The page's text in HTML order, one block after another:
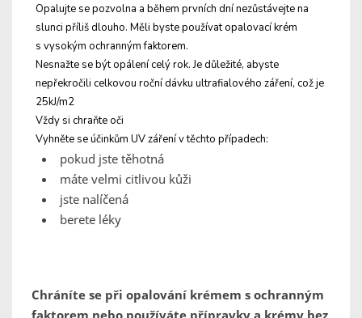
Opalujte se pozvolna a během prvních dní nezůstávejte na
slunci příliš dlouho. Měli byste používat opalovací krém
s vysokým ochranným faktorem.
Nesnažte se být opálení celý rok. Je důležité, abyste
nepřekročili celkovou roční dávku ultrafialového záření, což je
25kJ/m2
Vždy si chraňte oči
Vyhněte se účinkům UV záření v těchto případech:
pokud jste těhotná
máte velmi citlivou kůži
jste nalíčená
berete léky
Chráníte se při opalování krémem s ochranným